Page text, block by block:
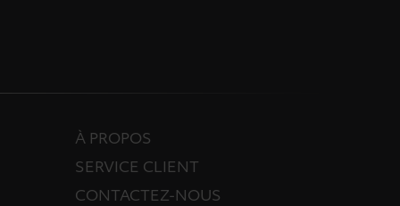
À PROPOS
SERVICE CLIENT
CONTACTEZ-NOUS